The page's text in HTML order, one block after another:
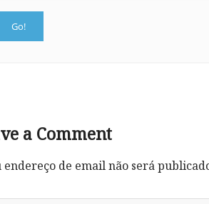
a Comment
endereço de email não será